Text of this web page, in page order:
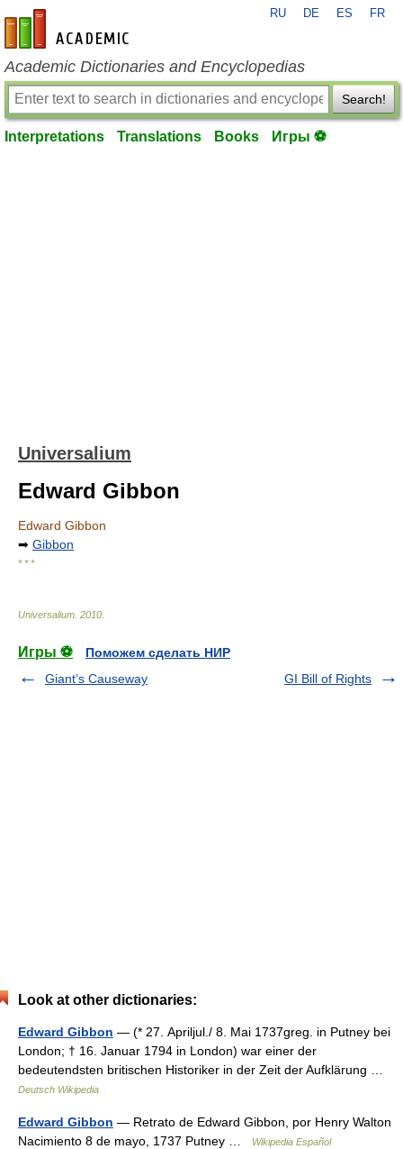
en-academic.com
RU DE ES FR
Academic Dictionaries and Encyclopedias
Search!
Interpretations Translations Books Игры ⚽
Universalium
Edward Gibbon
Edward Gibbon
➡ Gibbon
* * *
Universalium 2010
Игры ⚽
Поможем сделать НИР
Giant’s Causeway
GI Bill of Rights
Look at other dictionaries:
Edward Gibbon — (* 27. Apriljul./ 8. Mai 1737greg. in Putney bei
London; † 16. Januar 1794 in London) war einer der
bedeutendsten britischen Historiker in der Zeit der Aufklärung …
Deutsch Wikipedia
Edward Gibbon — Retrato de Edward Gibbon, por Henry Walton
Nacimiento 8 de mayo, 1737 Putney …
Wikipedia Español